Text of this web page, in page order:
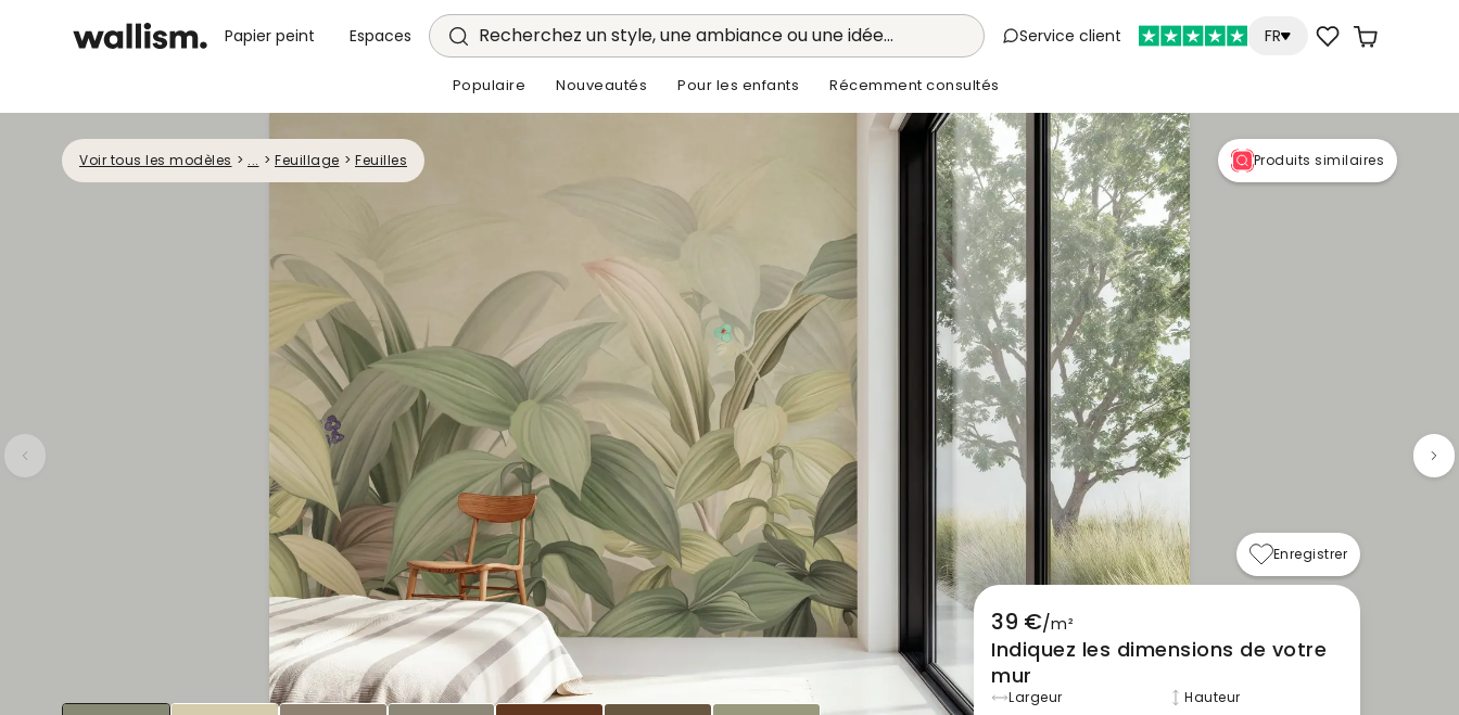
Papier peint Espaces Recherchez un style, une ambiance ou une idée... Service client FR
Populaire Nouveautés Pour les enfants Récemment consultés
Voir tous les modèles > ... > Feuillage > Feuilles Produits similaires
Enregistrer
39 €/m²
Indiquez les dimensions de votre
mur
Largeur Hauteur